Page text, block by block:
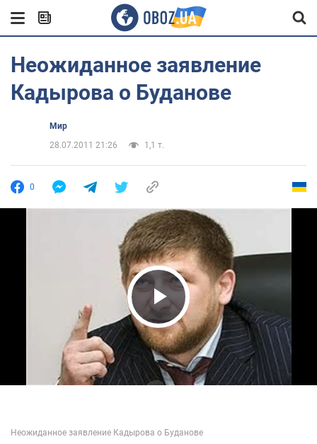
Неожиданное заявление
Кадырова о Буданове
Мир
28.07.2011 21:26
1,1 т.
0
Play Video